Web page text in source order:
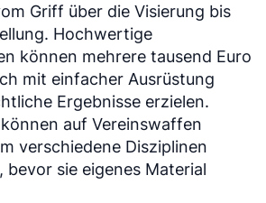
Griff über die Visierung bis
Hochwertige
können mehrere tausend Euro
mit einfacher Ausrüstung
Ergebnisse erzielen.
auf Vereinswaffen
verschiedene Disziplinen
bevor sie eigenes Material